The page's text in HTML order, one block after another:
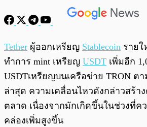
พร้อมเล่น
Tether ผู้ออกเหรียญ Stablecoin ราย
ทำการ mint เหรียญ USDT เพิ่มอีก
USDTเหรียญบนเครือข่าย TRON ต
ล่าสุด ความเคลื่อนไหวดังกล่าวสร้า
ตลาด เนื่องจากมักเกิดขึ้นในช่วงที่ค
คล่องเพิ่มสูงขึ้น